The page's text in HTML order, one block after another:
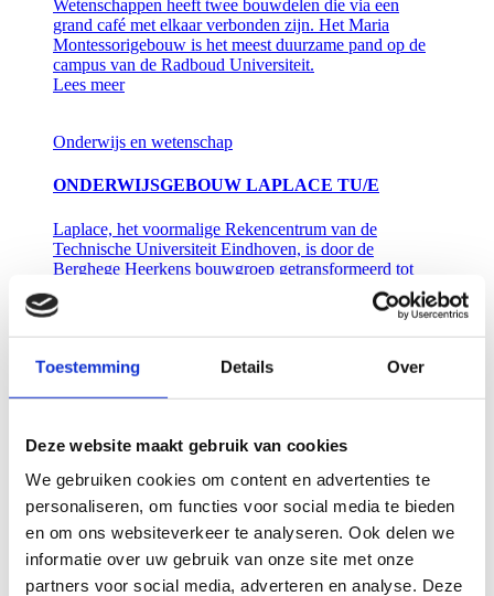
Toestemming Details Over
Deze website maakt gebruik van cookies
We gebruiken cookies om content en advertenties te
personaliseren, om functies voor social media te bieden
en om ons websiteverkeer te analyseren. Ook delen we
informatie over uw gebruik van onze site met onze
partners voor social media, adverteren en analyse. Deze
Wetenschappen heeft twee bouwdelen die via een
grand café met elkaar verbonden zijn. Het Maria
Montessorigebouw is het meest duurzame pand op de
campus van de Radboud Universiteit.
Lees meer
Onderwijs en wetenschap
ONDERWIJSGEBOUW LAPLACE TU/E
Laplace, het voormalige Rekencentrum van de
Technische Universiteit Eindhoven, is door de
Berghege Heerkens bouwgroep getransformeerd tot
Lees meer
Onderwijs en wetenschap
Berghege Heerkens bouwgroep bouwde voor de
Wageningen Universiteit een nieuw onderwijsgebouw.
Het kreeg de naam Aurora en is ontworpen volgens het
BENG-principe. Zo wekt één van de gevels energie op.
Lees meer